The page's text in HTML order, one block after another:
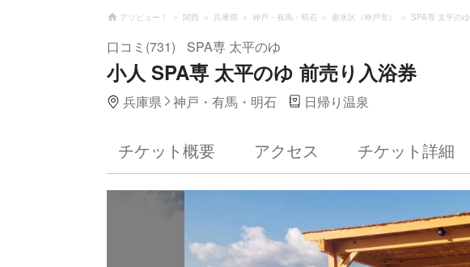
アソビュー！ 関西 兵庫県 神戸・有馬・明石 垂水区（神戸市） SPA専 太平のゆ
口コミ(731) SPA専 太平のゆ
小人 SPA専 太平のゆ 前売り入浴券
兵庫県 神戸・有馬・明石 日帰り温泉
チケット概要 アクセス チケット詳細